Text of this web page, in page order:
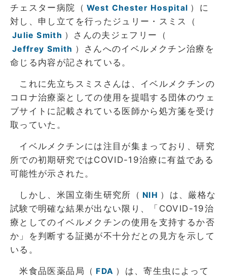
チェスター病院（ West Chester Hospital ）に
対し、申し立てを行ったジュリー・スミス（
Julie Smith ）さんの夫ジェフリー（
Jeffrey Smith ）さんへのイベルメクチン治療を
命じる内容が記されている。
これに先立ちスミスさんは、イベルメクチンの
コロナ治療薬としての使用を提唱する団体のウェ
ブサイトに記載されている医師から処方箋を受け
取っていた。
イベルメクチンには注目が集まっており、研究
所での初期研究ではCOVID-19治療に有益である
可能性が示された。
しかし、米国立衛生研究所（ NIH ）は、厳格な
試験で明確な結果が出ない限り、「COVID-19治
療としてのイベルメクチンの使用を支持するか否
か」を判断する証拠が不十分だとの見方を示して
いる。
米食品医薬品局（ FDA ）は、寄生虫によって